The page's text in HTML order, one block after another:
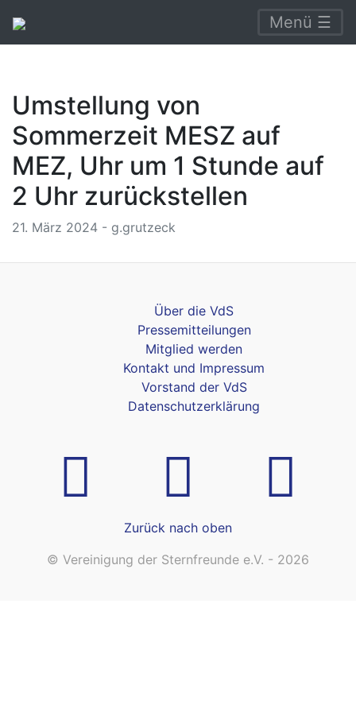
Menü ☰
Umstellung von
Sommerzeit MESZ auf
MEZ, Uhr um 1 Stunde auf
2 Uhr zurückstellen
21. März 2024 - g.grutzeck
Über die VdS
Pressemitteilungen
Mitglied werden
Kontakt und Impressum
Vorstand der VdS
Datenschutzerklärung
Zurück nach oben
© Vereinigung der Sternfreunde e.V. - 2026